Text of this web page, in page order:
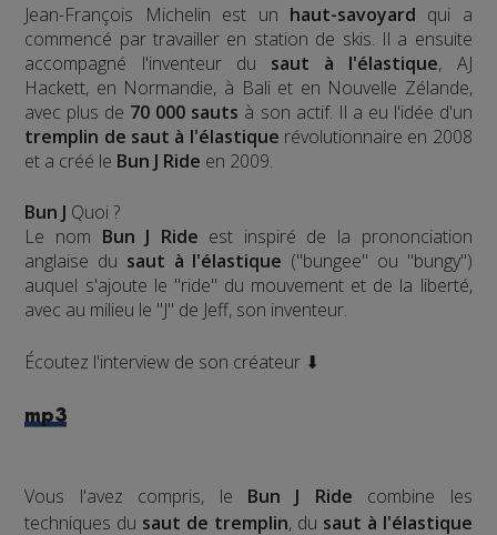
Jean-François Michelin est un haut-savoyard qui a
commencé par travailler en station de skis. Il a ensuite
accompagné l'inventeur du saut à l'élastique, AJ
Hackett, en Normandie, à Bali et en Nouvelle Zélande,
avec plus de 70 000 sauts à son actif. Il a eu l'idée d'un
tremplin de saut à l'élastique révolutionnaire en 2008
et a créé le Bun J Ride en 2009.
Bun J Quoi ?
Le nom Bun J Ride est inspiré de la prononciation
anglaise du saut à l'élastique ("bungee" ou "bungy")
auquel s'ajoute le "ride" du mouvement et de la liberté,
avec au milieu le "J" de Jeff, son inventeur.
Écoutez l'interview de son créateur ⬇
mp3
Vous l'avez compris, le Bun J Ride combine les
techniques du saut de tremplin, du saut à l'élastique